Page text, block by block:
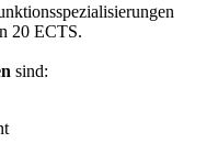
20 ECTS.
sind: